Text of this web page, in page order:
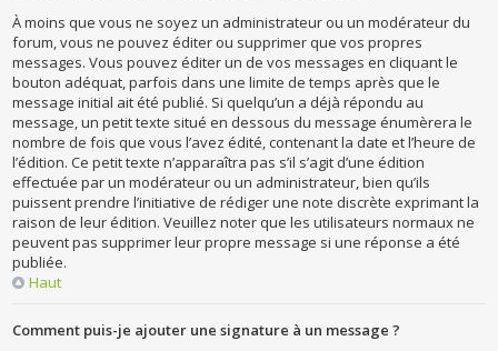
À moins que vous ne soyez un administrateur ou un modérateur du
forum, vous ne pouvez éditer ou supprimer que vos propres
messages. Vous pouvez éditer un de vos messages en cliquant le
bouton adéquat, parfois dans une limite de temps après que le
message initial ait été publié. Si quelqu’un a déjà répondu au
message, un petit texte situé en dessous du message énumèrera le
nombre de fois que vous l’avez édité, contenant la date et l’heure de
l’édition. Ce petit texte n’apparaîtra pas s’il s’agit d’une édition
effectuée par un modérateur ou un administrateur, bien qu’ils
puissent prendre l’initiative de rédiger une note discrète exprimant la
raison de leur édition. Veuillez noter que les utilisateurs normaux ne
peuvent pas supprimer leur propre message si une réponse a été
publiée.
Haut
Comment puis-je ajouter une signature à un message ?